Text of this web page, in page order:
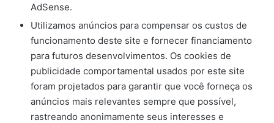
AdSense.
Utilizamos anúncios para compensar os custos de
funcionamento deste site e fornecer financiamento
para futuros desenvolvimentos. Os cookies de
publicidade comportamental usados ​​por este site
foram projetados para garantir que você forneça os
anúncios mais relevantes sempre que possível,
rastreando anonimamente seus interesses e